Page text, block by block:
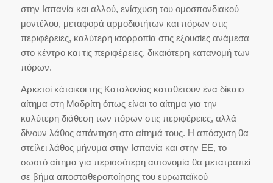
στην Ισπανία και αλλού, ενίσχυση του ομοσπονδιακού
μοντέλου, μεταφορά αρμοδιοτήτων και πόρων στις
περιφέρειες, καλύτερη ισορροπία στις εξουσίες ανάμεσα
στο κέντρο και τις περιφέρειες, δικαιότερη κατανομή των
πόρων.
Αρκετοί κάτοικοι της Καταλονίας καταθέτουν ένα δίκαιο
αίτημα στη Μαδρίτη όπως είναι το αίτημα για την
καλύτερη διάθεση των πόρων στις περιφέρειες, αλλά
δίνουν λάθος απάντηση στο αίτημά τους. Η απόσχιση θα
στείλει λάθος μήνυμα στην Ισπανία και στην ΕΕ, το
σωστό αίτημα για περισσότερη αυτονομία θα μετατραπεί
σε βήμα αποσταθεροποίησης του ευρωπαϊκού